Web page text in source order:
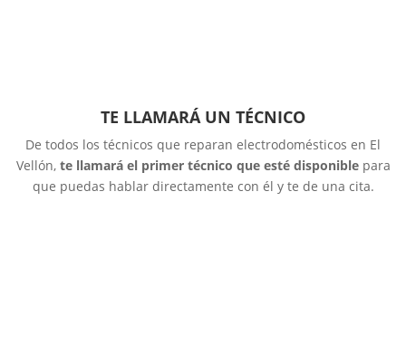
TE LLAMARÁ UN TÉCNICO
De todos los técnicos que reparan electrodomésticos en El
Vellón, te llamará el primer técnico que esté disponiblepara
que puedas hablar directamente con él y te de una cita.